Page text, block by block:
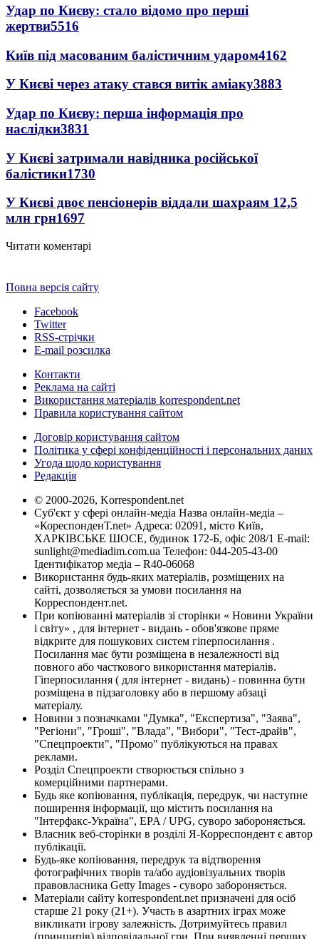
Удар по Києву: стало відомо про перші
жертви5516
Київ під масованим балістичним ударом4162
У Києві через атаку стався витік аміаку3883
Удар по Києву: перша інформація про
наслідки3831
У Києві затримали навідника російської
балістики1730
У Києві двоє пенсіонерів віддали шахраям 12,5
млн грн1697
Читати коментарі
Повна версія сайту
Facebook
Twitter
RSS-стрічки
E-mail розсилка
Контакти
Реклама на сайті
Використання матеріалів korrespondent.net
Правила користування сайтом
Договір користування сайтом
Політика у сфері конфіденційності і персональних даних
Угода щодо користування
Редакція
© 2000-2026, Korrespondent.net
Суб'єкт у сфері онлайн-медіа Назва онлайн-медіа –
«КореспонденТ.net» Адреса: 02091, місто Київ,
ХАРКІВСЬКЕ ШОСЕ, будинок 172-Б, офіс 208/1 E-mail:
sunlight@mediadim.com.ua Телефон: 044-205-43-00
Ідентифікатор медіа – R40-06068
Використання будь-яких матеріалів, розміщених на
сайті, дозволяється за умови посилання на
Корреспондент.net.
При копіюванні матеріалів зі сторінки « Новини України
і світу» , для інтернет - видань - обов'язкове пряме
відкрите для пошукових систем гіперпосилання .
Посилання має бути розміщена в незалежності від
повного або часткового використання матеріалів.
Гіперпосилання ( для інтернет - видань) - повинна бути
розміщена в підзаголовку або в першому абзаці
матеріалу.
Новини з позначками "Думка", "Експертиза", "Заява",
"Регіони", "Гроші", "Влада", "Вибори", "Тест-драйв",
"Спецпроекти", "Промо" публікуються на правах
реклами.
Розділ Спецпроекти створюється спільно з
комерційними партнерами.
Будь яке копіювання, публікація, передрук, чи наступне
поширення інформації, що містить посилання на
"Інтерфакс-Україна", EPA / UPG, суворо забороняється.
Власник веб-сторінки в розділі Я-Корреспондент є автор
публікації.
Будь-яке копіювання, передрук та відтворення
фотографічних творів та/або аудіовізуальних творів
правовласника Getty Images - суворо забороняється.
Матеріали сайту korrespondent.net призначені для осіб
старше 21 року (21+). Участь в азартних іграх може
викликати ігрову залежність. Дотримуйтесь правил
(принципів) відповідальної гри. При виявленні перших